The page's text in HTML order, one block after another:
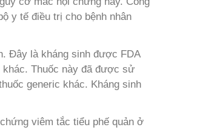
y tế điều trị cho bệnh nhân
Đây là kháng sinh được FDA
khác. Thuốc này đã được sử
generic khác. Kháng sinh
viêm tắc tiểu phế quản ở